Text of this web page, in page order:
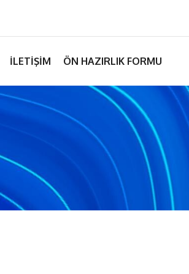
İLETIŞIM ÖN HAZIRLIK FORMU